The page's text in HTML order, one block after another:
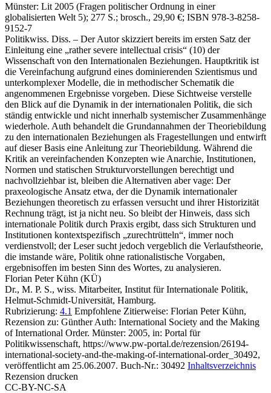
Münster: Lit 2005 (Fragen politischer Ordnung in einer
globalisierten Welt 5); 277 S.; brosch., 29,90 €; ISBN 978-3-8258-
9152-7
Politikwiss. Diss. – Der Autor skizziert bereits im ersten Satz der
Einleitung eine „rather severe intellectual crisis“ (10) der
Wissenschaft von den Internationalen Beziehungen. Hauptkritik ist
die Vereinfachung aufgrund eines dominierenden Szientismus und
unterkomplexer Modelle, die in methodischer Schematik die
angenommenen Ergebnisse vorgeben. Diese Sichtweise verstelle
den Blick auf die Dynamik in der internationalen Politik, die sich
ständig entwickle und nicht innerhalb systemischer Zusammenhänge
wiederhole. Auth behandelt die Grundannahmen der Theoriebildung
zu den internationalen Beziehungen als Fragestellungen und entwirft
auf dieser Basis eine Anleitung zur Theoriebildung. Während die
Kritik an vereinfachenden Konzepten wie Anarchie, Institutionen,
Normen und statischen Strukturvorstellungen berechtigt und
nachvollziehbar ist, bleiben die Alternativen aber vage: Der
praxeologische Ansatz etwa, der die Dynamik internationaler
Beziehungen theoretisch zu erfassen versucht und ihrer Historizität
Rechnung trägt, ist ja nicht neu. So bleibt der Hinweis, dass sich
internationale Politik durch Praxis ergibt, dass sich Strukturen und
Institutionen kontextspezifisch „zurechtrütteln“, immer noch
verdienstvoll; der Leser sucht jedoch vergeblich die Verlaufstheorie,
die imstande wäre, Politik ohne rationalistische Vorgaben,
ergebnisoffen im besten Sinn des Wortes, zu analysieren.
Florian Peter Kühn (KÜ)
Dr., M. P. S., wiss. Mitarbeiter, Institut für Internationale Politik,
Helmut-Schmidt-Universität, Hamburg.
Rubrizierung: 4.1 Empfohlene Zitierweise: Florian Peter Kühn,
Rezension zu: Günther Auth: International Society and the Making
of International Order. Münster: 2005, in: Portal für
Politikwissenschaft, https://www.pw-portal.de/rezension/26194-
international-society-and-the-making-of-international-order_30492,
veröffentlicht am 25.06.2007. Buch-Nr.: 30492 Inhaltsverzeichnis
Rezension drucken
CC-BY-NC-SA